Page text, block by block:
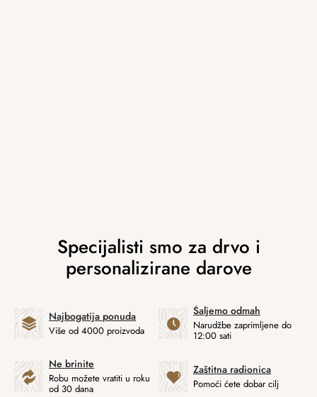
Najbogatija ponuda
Više od 4000 proizvoda
Šaljemo odmah
Narudžbe zaprimljene do
12:00 sati
Ne brinite
Robu možete vratiti u roku
od 30 dana
Zaštitna radionica
Pomoći ćete dobar cilj